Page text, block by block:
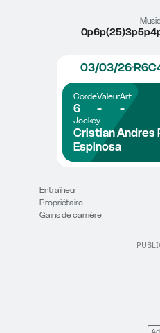
03/03/26
Corde
6
Valeur
-
Art.
-
Jockey
Cristian Andres
Espinosa
Entraîneur
Propriétaire
Gains de carrière